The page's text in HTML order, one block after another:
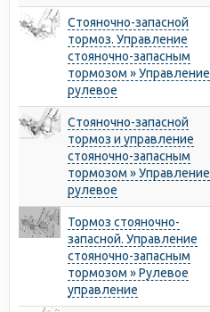
Стояночно-запасной
тормоз. Управление
стояночно-запасным
тормозом » Управление
рулевое
Стояночно-запасной
тормоз и управление
стояночно-запасным
тормозом » Управление
рулевое
Тормоз стояночно-
запасной. Управление
стояночно-запасным
тормозом » Рулевое
управление